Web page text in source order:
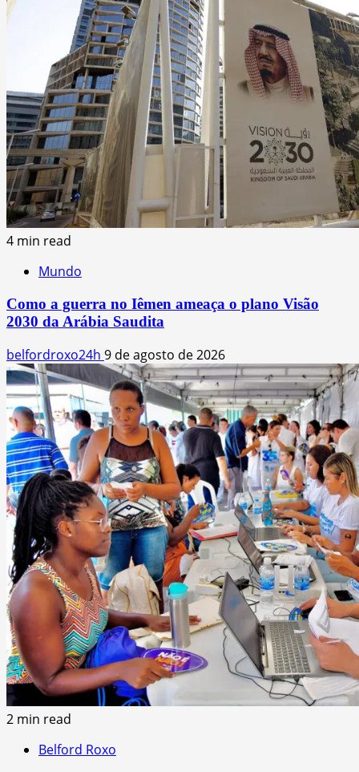
4 min read
Mundo
Como a guerra no Iêmen ameaça o plano Visão
2030 da Arábia Saudita
belfordroxo24h 9 de agosto de 2026
2 min read
Belford Roxo